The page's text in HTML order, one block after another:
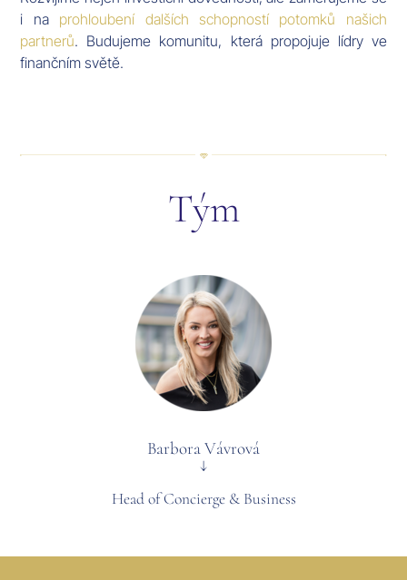
i na prohloubení dalších schopností potomků našich
partnerů. Budujeme komunitu, která propojuje lídry ve
finančním světě.
Tým
Barbora Vávrová
↓
Head of Concierge & Business